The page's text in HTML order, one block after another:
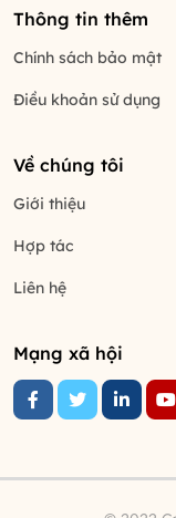
Thông tin thêm
Chính sách bảo mật
Điều khoản sử dụng
Về chúng tôi
Giới thiệu
Hợp tác
Liên hệ
Mạng xã hội